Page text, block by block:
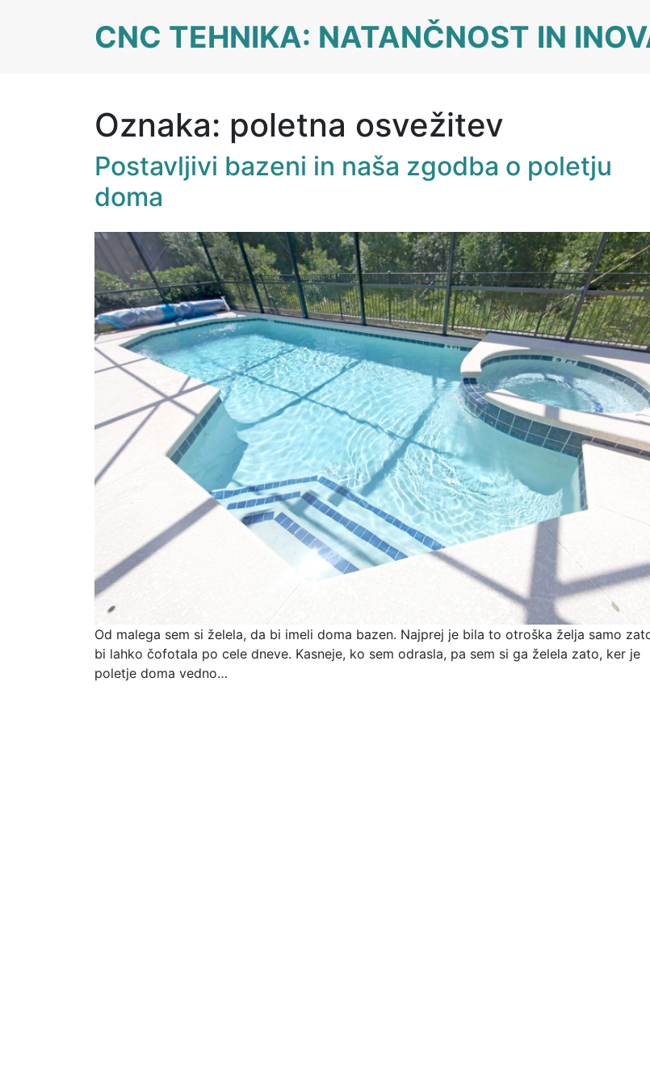
CNC TEHNIKA: NATANČNOST IN
Oznaka: poletna osvežitev
Postavljivi bazeni in naša zgodba o poletju
doma
Od malega sem si želela, da bi imeli doma bazen. Najprej je bila to otroška želja samo
bi lahko čofotala po cele dneve. Kasneje, ko sem odrasla, pa sem si ga želela zato, ker je
poletje doma vedno…